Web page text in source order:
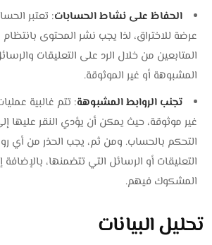
الحفاظ على نشاط الحسابات: تعتبر
عرضة للاختراق، لذا يجب نشر المحتوى
المتابعين من خلال الرد على التعليقات
المشبوهة أو غير الموثوقة.
تجنب الروابط المشبوهة: تتم غالبية
غير موثوقة، حيث يمكن أن يؤدي النقر عليها
التحكم بالحساب. ومن ثم، يجب الحذر من أي
التعليقات أو الرسائل التي تتضمنها،
المشكوك فيهم.
تحليل البيانات